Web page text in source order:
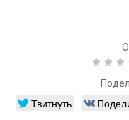
Твитнуть